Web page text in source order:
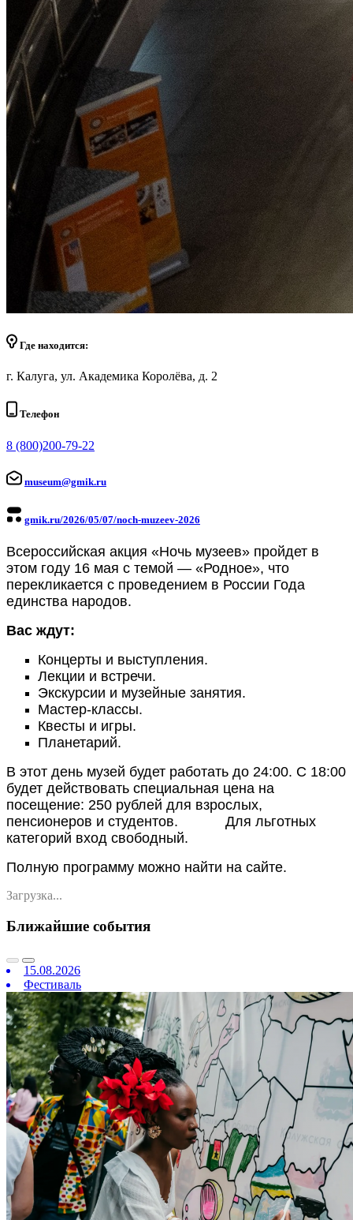
Где находится:
г. Калуга, ул. Академика Королёва, д. 2
Телефон
8 (800)200-79-22
museum@gmik.ru
gmik.ru/2026/05/07/noch-muzeev-2026
Всероссийская акция «Ночь музеев» пройдет в
этом году 16 мая с темой — «Родное», что
перекликается с проведением в России Года
единства народов.
Вас ждут:
Концерты и выступления.
Лекции и встречи.
Экскурсии и музейные занятия.
Мастер-классы.
Квесты и игры.
Планетарий.
В этот день музей будет работать до 24:00. С 18:00
будет действовать специальная цена на
посещение: 250 рублей для взрослых,
пенсионеров и студентов. Для льготных
категорий вход свободный.
Полную программу можно найти на сайте.
Загрузка...
Ближайшие события
15.08.2026
Фестиваль